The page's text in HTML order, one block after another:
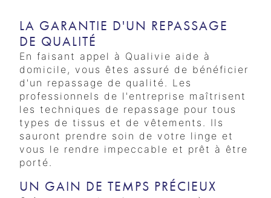
LA GARANTIE D'UN REPASSAGE
DE QUALITÉ
En faisant appel à Qualivie aide à
domicile, vous êtes assuré de bénéficier
d'un repassage de qualité. Les
professionnels de l'entreprise maîtrisent
les techniques de repassage pour tous
types de tissus et de vêtements. Ils
sauront prendre soin de votre linge et
vous le rendre impeccable et prêt à être
porté.
UN GAIN DE TEMPS PRÉCIEUX